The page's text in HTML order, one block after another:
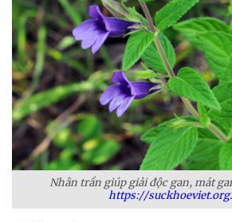
Nhân trần giúp giải độc gan, mát
https://